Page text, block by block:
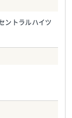
ントラルハイツ